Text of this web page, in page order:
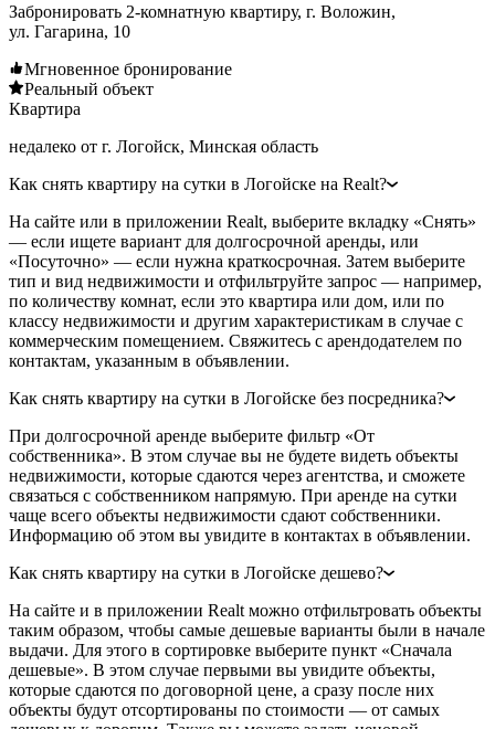
Забронировать 2-комнатную квартиру, г. Воложин,
ул. Гагарина, 10
Мгновенное бронирование
Реальный объект
Квартира
недалеко от г. Логойск, Минская область
Как снять квартиру на сутки в Логойске на Realt?
На сайте или в приложении Realt, выберите вкладку «Снять»
— если ищете вариант для долгосрочной аренды, или
«Посуточно» — если нужна краткосрочная. Затем выберите
тип и вид недвижимости и отфильтруйте запрос — например,
по количеству комнат, если это квартира или дом, или по
классу недвижимости и другим характеристикам в случае с
коммерческим помещением. Свяжитесь с арендодателем по
контактам, указанным в объявлении.
Как снять квартиру на сутки в Логойске без посредника?
При долгосрочной аренде выберите фильтр «От
собственника». В этом случае вы не будете видеть объекты
недвижимости, которые сдаются через агентства, и сможете
связаться с собственником напрямую. При аренде на сутки
чаще всего объекты недвижимости сдают собственники.
Информацию об этом вы увидите в контактах в объявлении.
Как снять квартиру на сутки в Логойске дешево?
На сайте и в приложении Realt можно отфильтровать объекты
таким образом, чтобы самые дешевые варианты были в начале
выдачи. Для этого в сортировке выберите пункт «Сначала
дешевые». В этом случае первыми вы увидите объекты,
которые сдаются по договорной цене, а сразу после них
объекты будут отсортированы по стоимости — от самых